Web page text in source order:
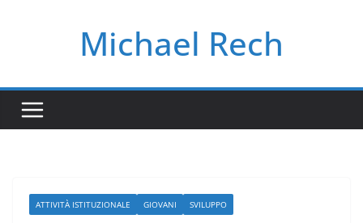
Michael Rech
ATTIVITÀ ISTITUZIONALE GIOVANI SVILUPPO